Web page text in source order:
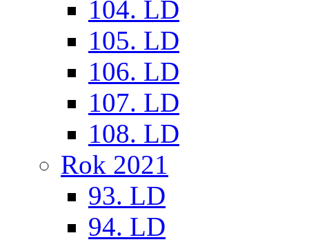
104. LD
105. LD
106. LD
107. LD
108. LD
Rok 2021
93. LD
94. LD